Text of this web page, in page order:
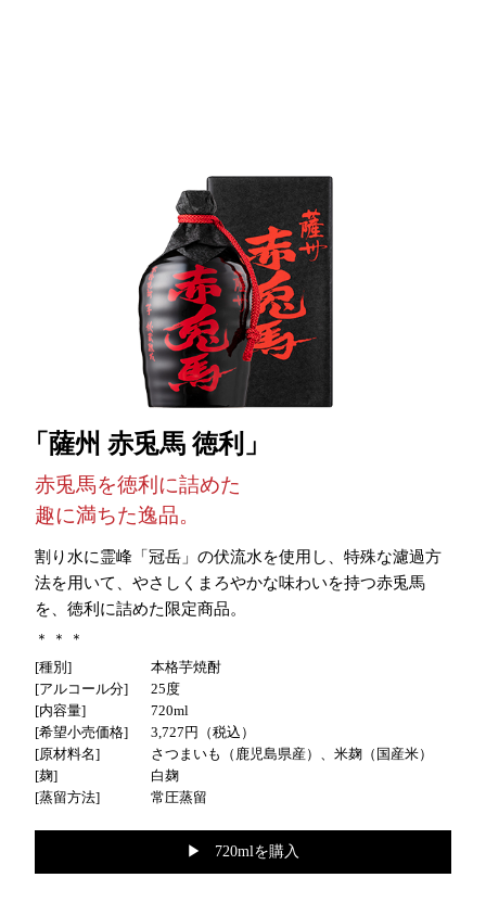
薩州 赤兎馬 徳利
赤兎馬を徳利に詰めた
趣に満ちた逸品。
割り水に霊峰「冠岳」の伏流水を使用し、特殊な濾過方
法を用いて、やさしくまろやかな味わいを持つ赤兎馬
を、徳利に詰めた限定商品。
種別
本格芋焼酎
アルコール分
25度
内容量
720ml
希望小売価格
3,727円（税込）
原材料名
さつまいも（鹿児島県産）、米麹（国産米）
麹
白麹
蒸留方法
常圧蒸留
▶︎ 720mlを購入